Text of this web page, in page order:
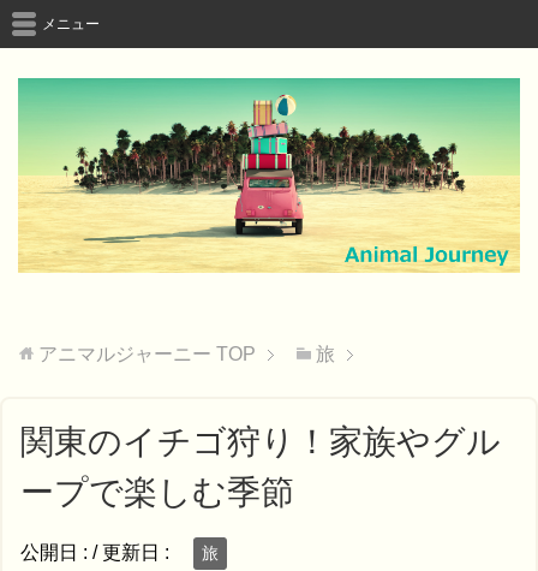
メニュー
アニマルジャーニー TOP 旅
関東のイチゴ狩り！家族やグル
ープで楽しむ季節
公開日 : / 更新日 : 旅